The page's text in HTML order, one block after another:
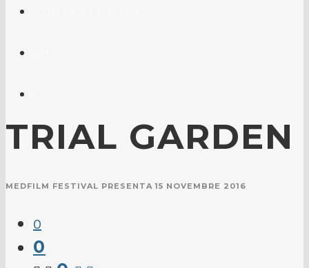
TRIAL GARDEN
MEDFILM FESTIVAL PRESENTA 15 NOVEMBRE 2016
0
0